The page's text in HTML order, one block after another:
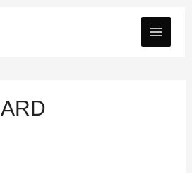
MAIN